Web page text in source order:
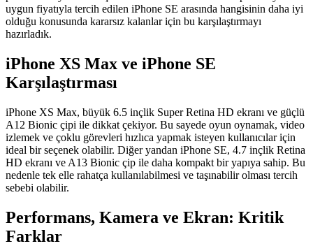
uygun fiyatıyla tercih edilen iPhone SE arasında hangisinin daha iyi
olduğu konusunda kararsız kalanlar için bu karşılaştırmayı
hazırladık.
iPhone XS Max ve iPhone SE
Karşılaştırması
iPhone XS Max, büyük 6.5 inçlik Super Retina HD ekranı ve güçlü
A12 Bionic çipi ile dikkat çekiyor. Bu sayede oyun oynamak, video
izlemek ve çoklu görevleri hızlıca yapmak isteyen kullanıcılar için
ideal bir seçenek olabilir. Diğer yandan iPhone SE, 4.7 inçlik Retina
HD ekranı ve A13 Bionic çip ile daha kompakt bir yapıya sahip. Bu
nedenle tek elle rahatça kullanılabilmesi ve taşınabilir olması tercih
sebebi olabilir.
Performans, Kamera ve Ekran: Kritik
Farklar